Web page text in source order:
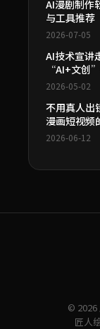
AI漫剧制作
与工具推荐
2026-07-05
AI技术宣讲
“AI+文创
2026-05-02
不用真人出
漫画短视频
2026-06-12
© 2026
匠人